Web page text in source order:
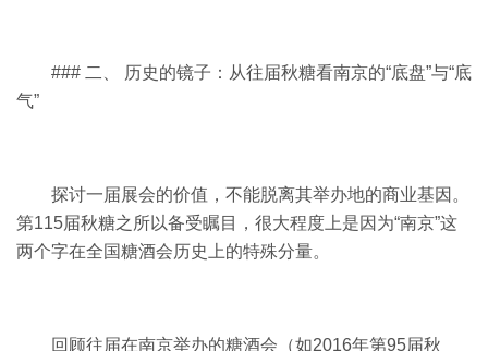
### 二、 历史的镜子：从往届秋糖看南京的“底盘”与“底
气”
探讨一届展会的价值，不能脱离其举办地的商业基因。
第115届秋糖之所以备受瞩目，很大程度上是因为“南京”这
两个字在全国糖酒会历史上的特殊分量。
回顾往届在南京举办的糖酒会（如2016年第95届秋